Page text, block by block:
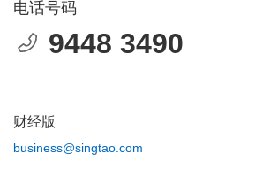
电话号码
9448 3490
财经版
business@singtao.com